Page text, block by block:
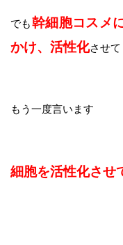
でも幹細胞コスメ
かけ、活性化させて
もう一度言います
細胞を活性化させ